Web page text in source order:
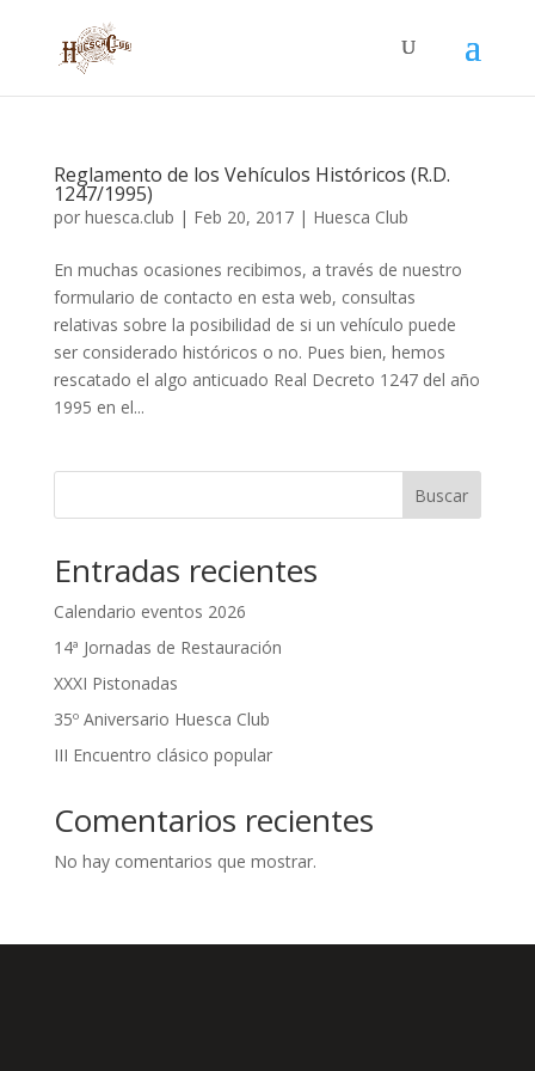
Reglamento de los Vehículos Históricos (R.D.
1247/1995)
por huesca.club | Feb 20, 2017| Huesca Club
En muchas ocasiones recibimos, a través de nuestro
formulario de contacto en esta web, consultas
relativas sobre la posibilidad de si un vehículo puede
ser considerado históricos o no. Pues bien, hemos
rescatado el algo anticuado Real Decreto 1247 del año
1995 en el...
Buscar
Entradas recientes
Calendario eventos 2026
14ª Jornadas de Restauración
XXXI Pistonadas
35º Aniversario Huesca Club
III Encuentro clásico popular
Comentarios recientes
No hay comentarios que mostrar.